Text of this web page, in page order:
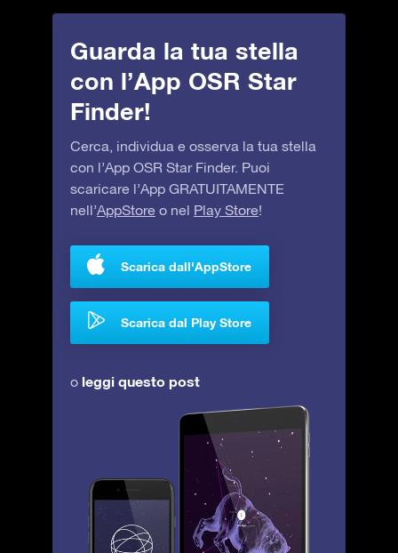
Guarda la tua stella
con l’App OSR Star
Finder!
Cerca, individua e osserva la tua stella
con l’App OSR Star Finder. Puoi
scaricare l’App GRATUITAMENTE
nell’AppStore o nel Play Store!
Scarica dall'AppStore
Scarica dal Play Store
o leggi questo post